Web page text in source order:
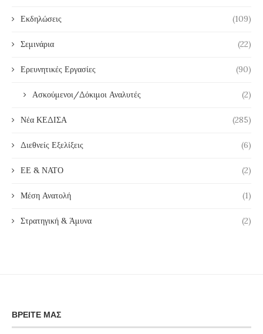
Εκδηλώσεις (109)
Σεμινάρια (22)
Ερευνητικές Εργασίες (90)
Ασκούμενοι/Δόκιμοι Αναλυτές (2)
Νέα ΚΕΔΙΣΑ (285)
Διεθνείς Εξελίξεις (6)
ΕΕ & ΝΑΤΟ (2)
Μέση Ανατολή (1)
Στρατηγική & Άμυνα (2)
ΒΡΕΊΤΕ ΜΑΣ